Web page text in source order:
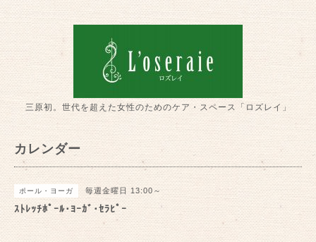
三原初。世代を超えた女性のためのケア・スペース「ロズレイ」
カレンダー
ポール・ヨーガ 毎週金曜日 13:00～
ｽﾄﾚｯﾁﾎﾟｰﾙ･ﾖｰｶﾞ･ｾﾗﾋﾟｰ